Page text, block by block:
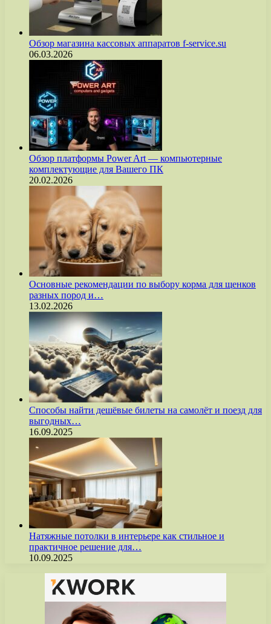
Обзор магазина кассовых аппаратов f-service.su
06.03.2026
Обзор платформы Power Art — компьютерные
комплектующие для Вашего ПК
20.02.2026
Основные рекомендации по выбору корма для щенков
разных пород и…
13.02.2026
Способы найти дешёвые билеты на самолёт и поезд для
выгодных…
16.09.2025
Натяжные потолки в интерьере как стильное и
практичное решение для…
10.09.2025